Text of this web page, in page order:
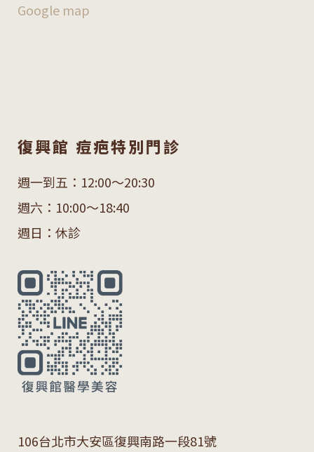
Google map
復興館 痘疤特別門診
週一到五：12:00～20:30
週六：10:00～18:40
週日：休診
106台北市大安區復興南路一段81號